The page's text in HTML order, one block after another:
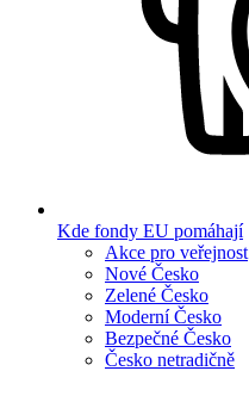
Kde fondy EU pomáhají
Akce pro veřejnost
Nové Česko
Zelené Česko
Moderní Česko
Bezpečné Česko
Česko netradičně